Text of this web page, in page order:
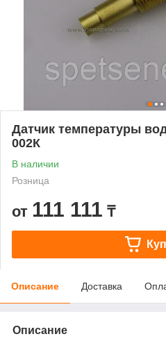
Датчик температуры
002К
В наличии
Розница
от 111 111 ₸
Описание Доставка
Описание